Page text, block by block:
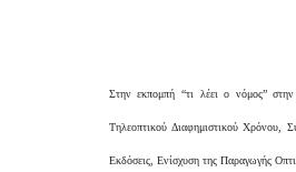
Στην εκπομπή “τι λέει ο νόμος”
Τηλεοπτικού Διαφημιστικού
Εκδόσεις, Ενίσχυση της Παραγωγής